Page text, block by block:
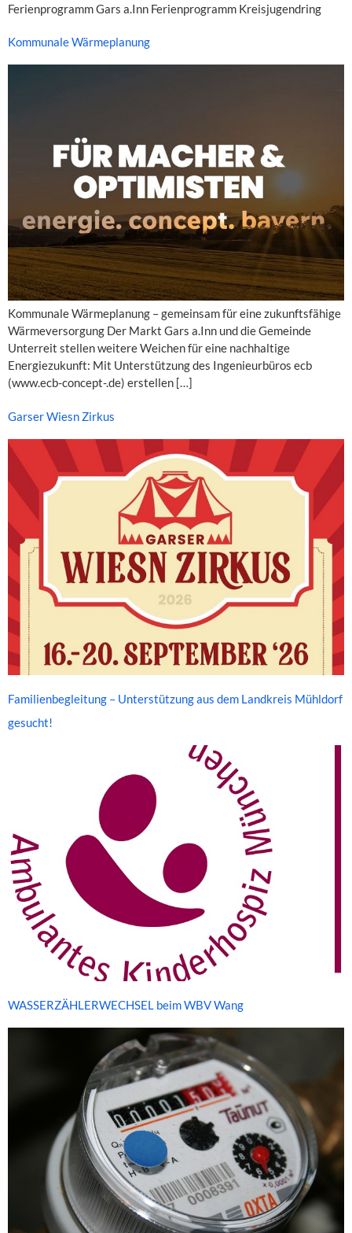
Ferienprogramm Gars a.Inn Ferienprogramm Kreisjugendring
Kommunale Wärmeplanung
Kommunale Wärmeplanung – gemeinsam für eine zukunftsfähige
Wärmeversorgung Der Markt Gars a.Inn und die Gemeinde
Unterreit stellen weitere Weichen für eine nachhaltige
Energiezukunft: Mit Unterstützung des Ingenieurbüros ecb
(www.ecb-concept-.de) erstellen […]
Garser Wiesn Zirkus
Familienbegleitung – Unterstützung aus dem Landkreis Mühldorf
gesucht!
WASSERZÄHLERWECHSEL beim WBV Wang